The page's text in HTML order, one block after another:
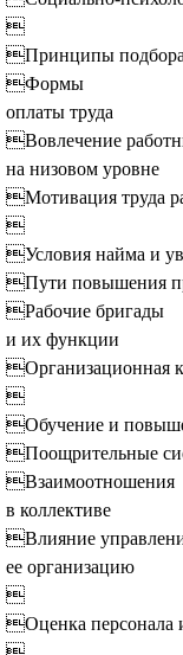

Принципы подбора
Формы
оплаты труда
Вовлечение
на низовом уровне
Мотивация труда

Условия найма и
Пути повышения
Рабочие бригады
и их функции
Организационная

Обучение и
Поощрительные
Взаимоотношения
в коллективе
Влияние
ее организацию

Оценка персонала